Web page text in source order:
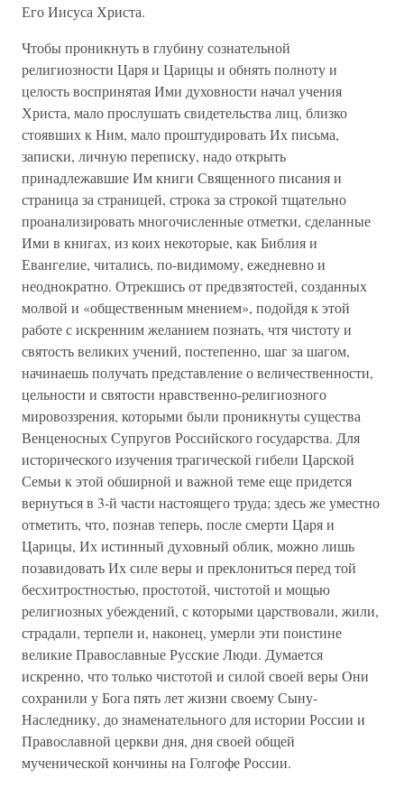
Его Иисуса Христа.
Чтобы проникнуть в глубину сознательной
религиозности Царя и Царицы и обнять полноту и
целость воспринятая Ими духовности начал учения
Христа, мало прослушать свидетельства лиц, близко
стоявших к Ним, мало проштудировать Их письма,
записки, личную переписку, надо открыть
принадлежавшие Им книги Священного писания и
страница за страницей, строка за строкой тщательно
проанализировать многочисленные отметки, сделанные
Ими в книгах, из коих некоторые, как Библия и
Евангелие, читались, по-видимому, ежедневно и
неоднократно. Отрекшись от предвзятостей, созданных
молвой и «общественным мнением», подойдя к этой
работе с искренним желанием познать, чтя чистоту и
святость великих учений, постепенно, шаг за шагом,
начинаешь получать представление о величественности,
цельности и святости нравственно-религиозного
мировоззрения, которыми были проникнуты существа
Венценосных Супругов Российского государства. Для
исторического изучения трагической гибели Царской
Семьи к этой обширной и важной теме еще придется
вернуться в 3-й части настоящего труда; здесь же уместно
отметить, что, познав теперь, после смерти Царя и
Царицы, Их истинный духовный облик, можно лишь
позавидовать Их силе веры и преклониться перед той
бесхитростностью, простотой, чистотой и мощью
религиозных убеждений, с которыми царствовали, жили,
страдали, терпели и, наконец, умерли эти поистине
великие Православные Русские Люди. Думается
искренно, что только чистотой и силой своей веры Они
сохранили у Бога пять лет жизни своему Сыну-
Наследнику, до знаменательного для истории России и
Православной церкви дня, дня своей общей
мученической кончины на Голгофе России.